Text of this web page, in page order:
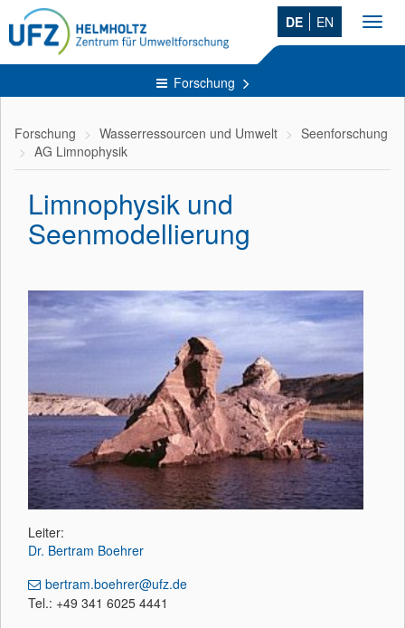
DE EN
Forschung
Forschung Wasserressourcen und Umwelt
Seenforschung
AG Limnophysik
Limnophysik und
Seenmodellierung
Leiter:
Dr. Bertram Boehrer
bertram.boehrer@ufz.de
Tel.: +49 341 6025 4441